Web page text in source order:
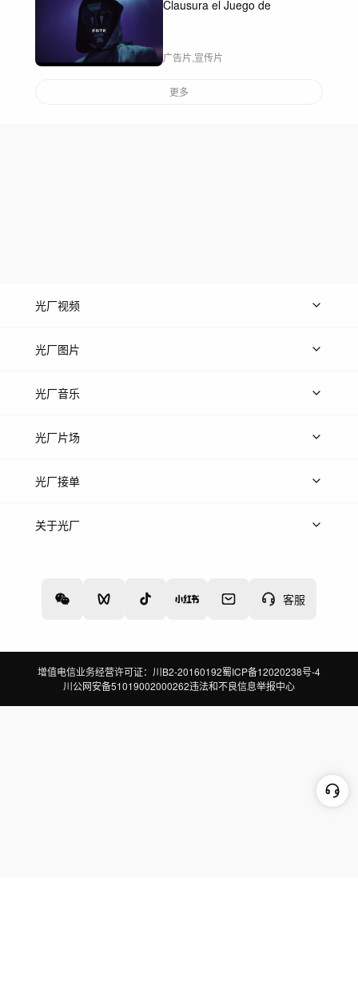
Clausura el Juego de
广告片,宣传片
更多
客服
光厂视频
上传视频
光厂图片
上传图片
光厂音乐
热门音乐
光厂片场
上传案例
光厂接单
上架服务
关于光厂
增值电信业务经营许可证：川B2-20160192蜀ICP备12020238号-4
川公网安备51019002000262违法和不良信息举报中心